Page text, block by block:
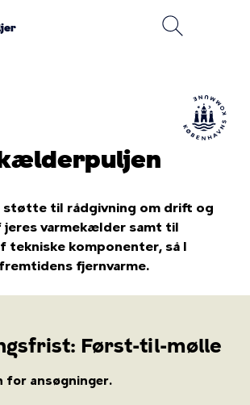
støtte til rådgivning om drift og
jeres varmekælder samt til
tekniske komponenter, så I
fjernvarme.
Først-til-mølle
for ansøgninger.